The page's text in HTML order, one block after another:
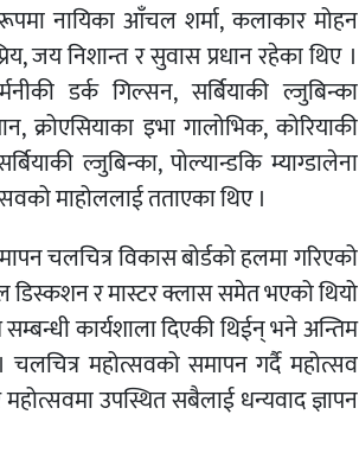
रूपमा नायिका आँचल शर्मा, कलाकार मोहन
जय निशान्त र सुवास प्रधान रहेका थिए ।
डर्क गिल्सन, सर्बियाकी ल्जुबिन्का
इभा गालोभिक, कोरियाकी
ल्जुबिन्का, पोल्यान्डकि म्याग्डालेना
माहोललाई तताएका थिए ।
चलचित्र विकास बोर्डको हलमा गरिएको
डिस्कशन र मास्टर क्लास समेत भएको थियो
कार्यशाला दिएकी थिईन् भने अन्तिम
महोत्सवको समापन गर्दै महोत्सव
उपस्थित सबैलाई धन्यवाद ज्ञापन